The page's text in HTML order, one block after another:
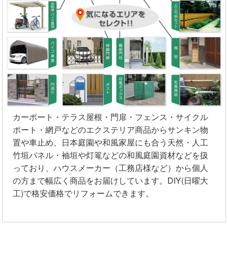
カーポート・テラス屋根・門扉・フェンス・サイクル
ポート・網戸などのエクステリア商品からサンキン物
置や車止め、日本庭園や和風家屋にも合う天然・人工
竹垣パネル・袖垣や灯篭などの和風庭園資材などを扱
っており、ハウスメーカー（工務店様など）から個人
の方まで幅広く商品をお届けしています。DIY(日曜大
工)で格安価格でリフォームできます。